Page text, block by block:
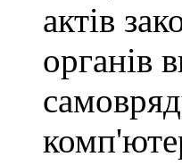
актів
органів